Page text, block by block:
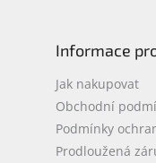
Informace
Jak nakupovat
Obchodní
Podmínky
Prodloužená